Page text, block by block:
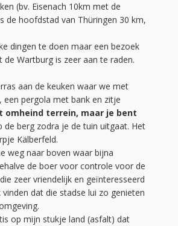
(bv. Eisenach 10km met de
de hoofdstad van Thüringen 30 km,
dingen te doen maar een bezoek
de Wartburg is zeer aan te raden.
aan de keuken waar we met
pergola met bank en zitje
omheind terrein, maar je bent
de berg zodra je de tuin uitgaat. Het
Kälberfeld.
weg naar boven waar bijna
de boer voor controle voor de
zeer vriendelijk en geïnteresseerd
dat die stadse lui zo genieten
op mijn stukje land (asfalt) dat